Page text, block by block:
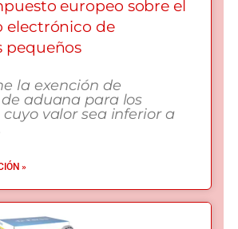
europeo sobre el
electrónico de
pequeños
la exención de
aduana para los
valor sea inferior a
»